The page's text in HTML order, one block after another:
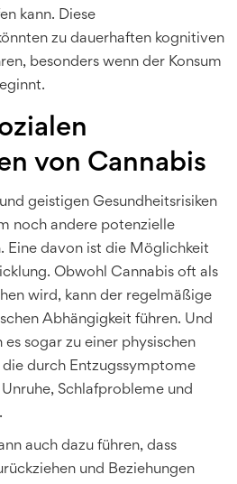
kann. Diese
zu dauerhaften kognitiven
besonders wenn der Konsum
von Cannabis
geistigen Gesundheitsrisiken
noch andere potenzielle
Eine davon ist die Möglichkeit
Obwohl Cannabis oft als
wird, kann der regelmäßige
Abhängigkeit führen. Und
es sogar zu einer physischen
durch Entzugssymptome
Schlafprobleme und
auch dazu führen, dass
und Beziehungen